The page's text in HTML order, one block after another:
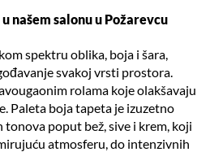
našem salonu u Požarevcu
spektru oblika, boja i šara,
svakoj vrsti prostora.
rolama koje olakšavaju
Paleta boja tapeta je izuzetno
poput bež, sive i krem, koji
atmosferu, do intenzivnih